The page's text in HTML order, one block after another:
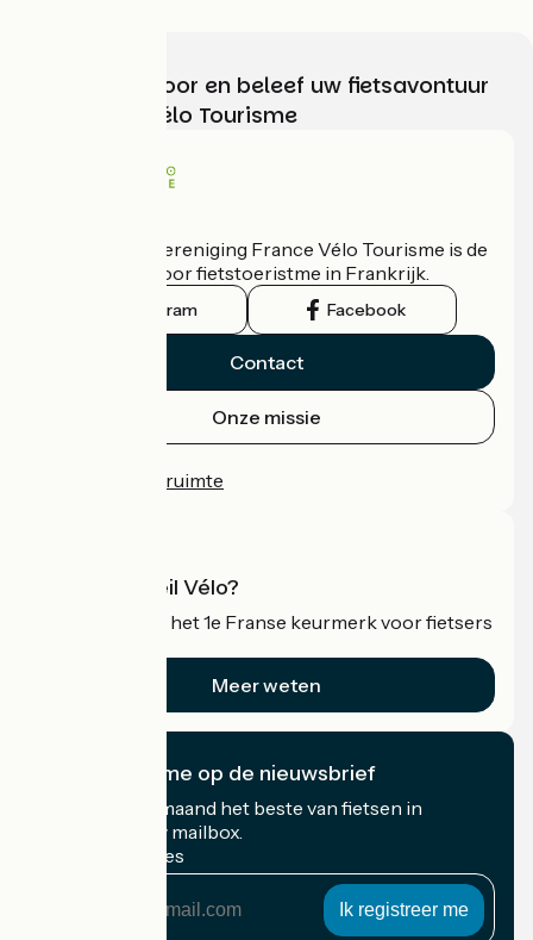
Kies, bereid voor en beleef uw fietsavontuur
met France Vélo Tourisme
De nationale vereniging France Vélo Tourisme is de
officiële gids voor fietstoeristme in Frankrijk.
Instagram Facebook
Contact
Onze missie
Professionele ruimte
Wat is Accueil Vélo?
Accueil Vélo is het 1e Franse keurmerk voor fietsers
Meer weten
Ik abonneer me op de nieuwsbrief
Ontvang elke maand het beste van fietsen in
Frankrijk in uw mailbox.
Mijn e-mailadres